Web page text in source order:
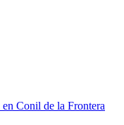
en Conil de la Frontera